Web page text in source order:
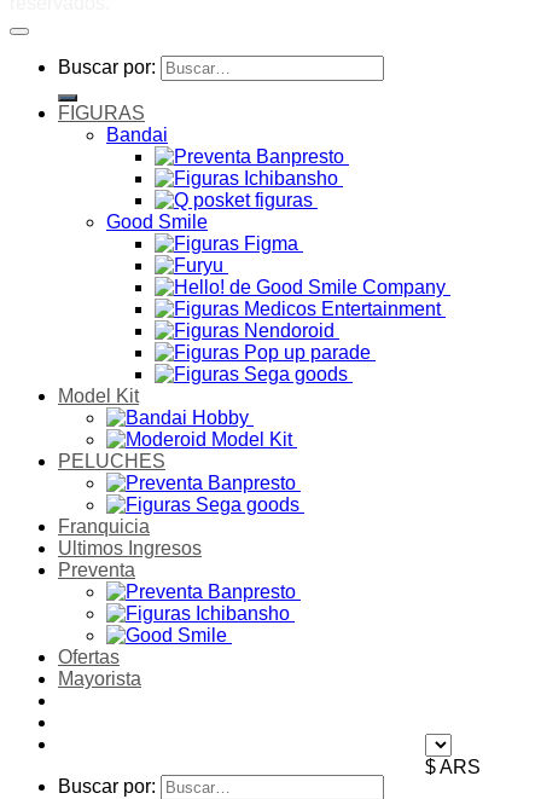
Buscar por:
FIGURAS
Bandai
Good Smile
Model Kit
PELUCHES
Franquicia
Ultimos Ingresos
Preventa
Ofertas
Mayorista
$ ARS
Buscar por: